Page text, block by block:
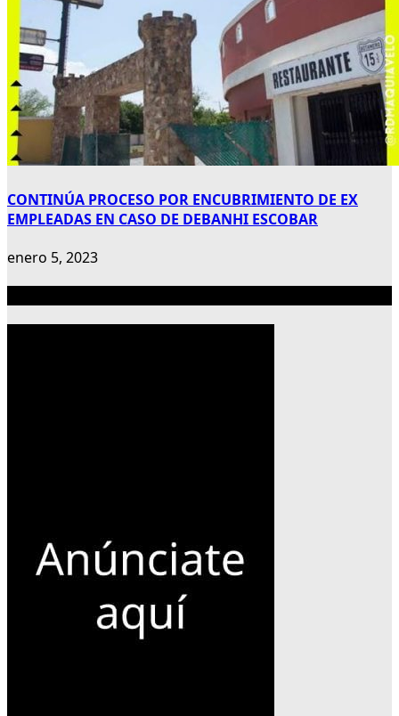
CONTINÚA PROCESO POR ENCUBRIMIENTO DE EX
EMPLEADAS EN CASO DE DEBANHI ESCOBAR
enero 5, 2023